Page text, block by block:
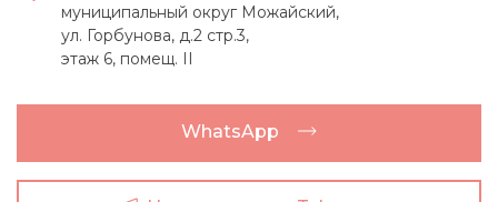
муниципальный округ Можайский,
ул. Горбунова, д.2 стр.3,
этаж 6, помещ. II
WhatsApp